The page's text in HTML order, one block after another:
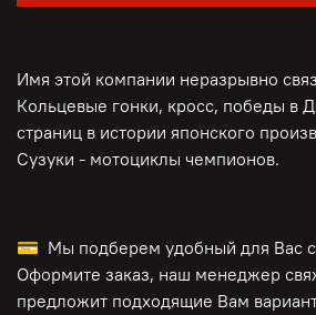
Имя этой компании неразрывно
Кольцевые гонки, кросс, победы в
страниц в истории японского
Сузуки - мотоциклы чемпионов.
💳 Мы подберем удобный для Вас
Оформите заказ, наш менеджер
предложит подходящие Вам